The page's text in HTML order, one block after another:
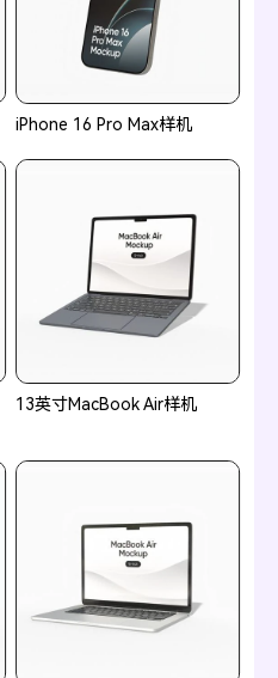
iPhone 16 Pro Max样机
13英寸MacBook Air样机